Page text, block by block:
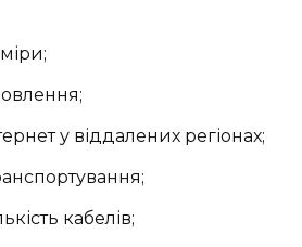
у віддалених регіонах;
кабелів;